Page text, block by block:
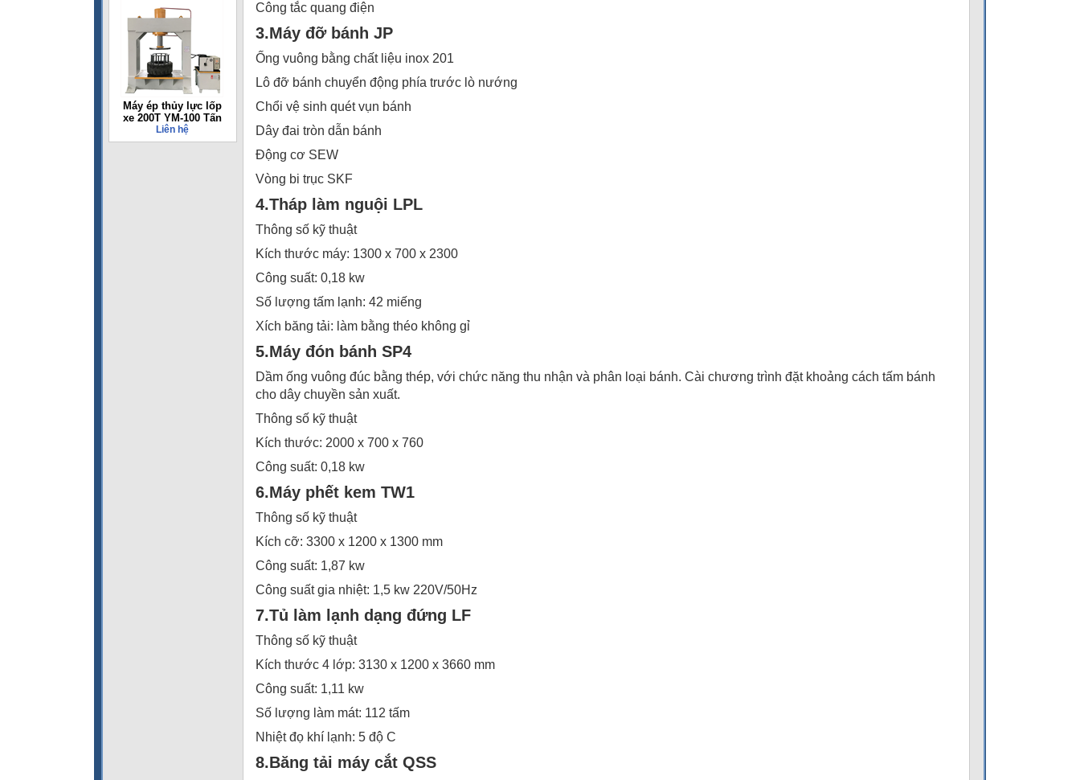
Máy ép thủy lực lốp
xe 200T YM-100 Tấn
Liên hệ
Công tắc quang điện
3.Máy đỡ bánh JP
Ống vuông bằng chất liệu inox 201
Lô đỡ bánh chuyển động phía trước lò nướng
Chổi vệ sinh quét vụn bánh
Dây đai tròn dẫn bánh
Động cơ SEW
Vòng bi trục SKF
4.Tháp làm nguội LPL
Thông số kỹ thuật
Kích thước máy: 1300 x 700 x 2300
Công suất: 0,18 kw
Số lượng tấm lạnh: 42 miếng
Xích băng tải: làm bằng théo không gỉ
5.Máy đón bánh SP4
Dầm ống vuông đúc bằng thép, với chức năng thu nhận và phân loại bánh. Cài chương trình đặt khoảng cách tấm bánh
cho dây chuyền sản xuất.
Thông số kỹ thuật
Kích thước: 2000 x 700 x 760
Công suất: 0,18 kw
6.Máy phết kem TW1
Thông số kỹ thuật
Kích cỡ: 3300 x 1200 x 1300 mm
Công suất: 1,87 kw
Công suất gia nhiệt: 1,5 kw 220V/50Hz
7.Tủ làm lạnh dạng đứng LF
Thông số kỹ thuật
Kích thước 4 lớp: 3130 x 1200 x 3660 mm
Công suất: 1,11 kw
Số lượng làm mát: 112 tấm
Nhiệt đọ khí lạnh: 5 độ C
8.Băng tải máy cắt QSS